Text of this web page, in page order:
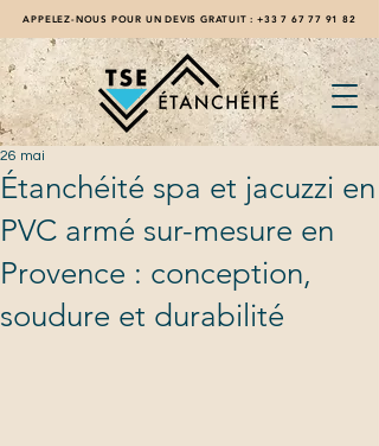
APPELEZ-NOUS POUR UN DEVIS GRATUIT : +33 7 67 77 91 82
Étanchéité spa et jacuzzi en
PVC armé sur-mesure en
Provence : conception,
soudure et durabilité
26 mai